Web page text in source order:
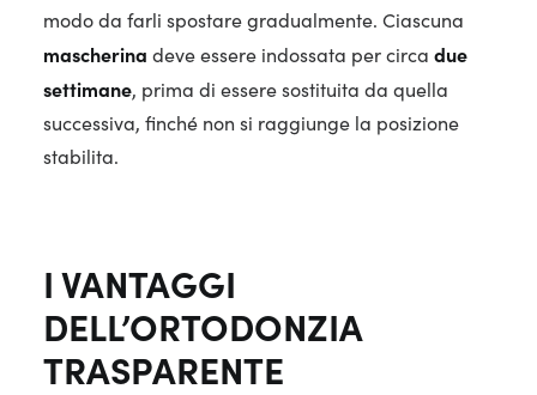
modo da farli spostare gradualmente. Ciascuna
mascherina deve essere indossata per circa due
settimane, prima di essere sostituita da quella
successiva, finché non si raggiunge la posizione
stabilita.
I VANTAGGI
DELL’ORTODONZIA
TRASPARENTE